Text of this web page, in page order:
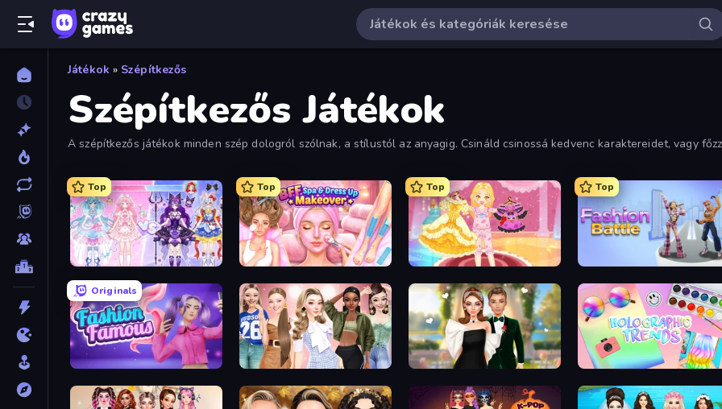
Játékok » Szépítkezős
Szépítkezős Játékok
A szépítkezős játékok minden szép dologról szólnak, a stílustól az anyagig. Csináld csinossá kedvenc karaktereidet, vagy
Top
Idol Livestream: Fashion Game
Top
BFF Makeover - Spa & Dress Up
Top
Royal Glow Princess Makeover
Top
Originals
Fashion Famous Fashion Week 2025 Valentine's Day Proposal Holographic Trends